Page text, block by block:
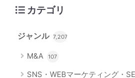
カテゴリ
ジャンル 7,207
M&A 107
SNS・WEBマーケティング・